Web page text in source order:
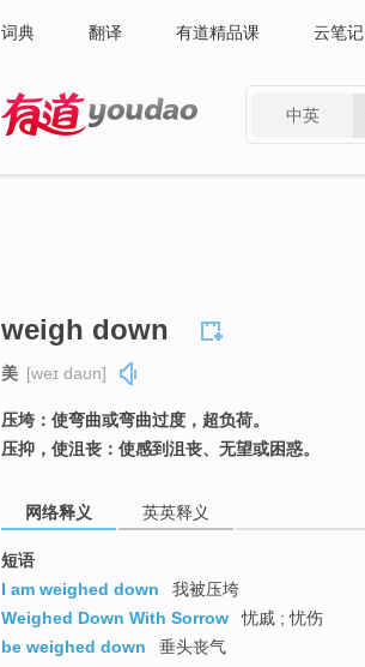
词典 翻译 有道精品课 云笔记
中英
weigh down
美 [weɪ daʊn]
压垮：使弯曲或弯曲过度，超负荷。
压抑，使沮丧：使感到沮丧、无望或困惑。
网络释义 英英释义
短语
I am weighed down
我被压垮
Weighed Down With Sorrow
忧戚 ; 忧伤
be weighed down
垂头丧气